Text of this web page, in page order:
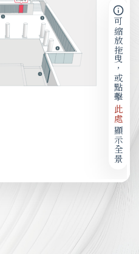
可縮放拖曳，或點擊
此處
顯示全景